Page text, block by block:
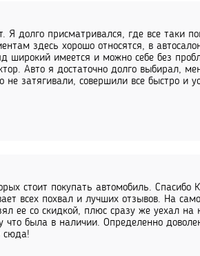
Я долго присматривался, где все таки
здесь хорошо относятся, в
широкий имеется и можно себе без
Авто я достаточно долго выбирал,
не затягивали, совершили все быстро и
стоит покупать автомобиль. Спасибо
всех похвал и лучших отзывов. На
ее со скидкой, плюс сразу же уехал на
была в наличии. Определенно
сюда!